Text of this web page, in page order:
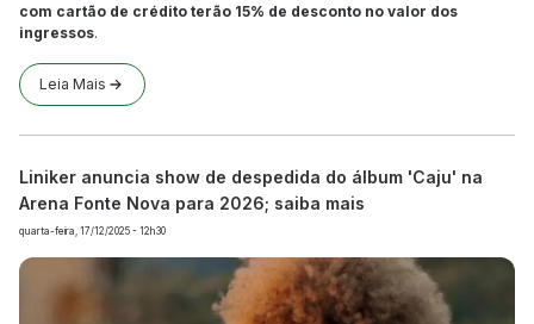
com cartão de crédito terão 15% de desconto no valor dos
ingressos.
Leia Mais
Liniker anuncia show de despedida do álbum 'Caju' na
Arena Fonte Nova para 2026; saiba mais
quarta-feira, 17/12/2025 - 12h30